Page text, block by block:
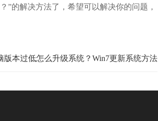
的解决方法了，希望可以解决你的问题，
版本过低怎么升级系统？Win7更新系统方法